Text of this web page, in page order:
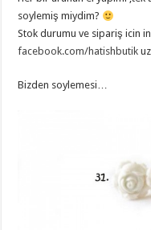
soylemiş miydim?
Stok durumu ve sipariş icin
facebook.com/hatishbutik
Bizden soylemesi…